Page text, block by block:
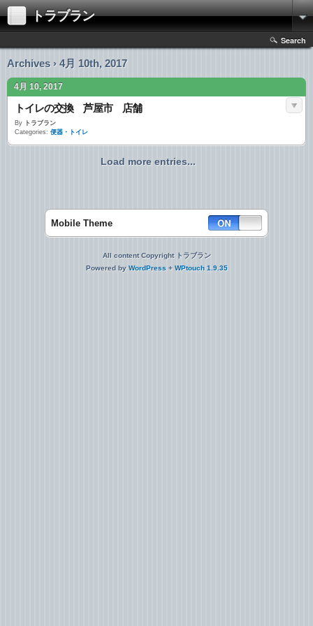
トラブラン
Search
Archives › 4月 10th, 2017
4月 10, 2017
トイレの交換 芦屋市 店舗
By トラブラン
Categories: 便器・トイレ
Load more entries...
Mobile Theme
All content Copyright トラブラン
Powered by WordPress + WPtouch 1.9.35